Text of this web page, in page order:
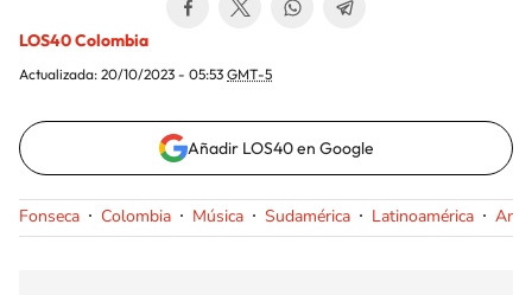
LOS40 Colombia
Actualizada: 20/10/2023 - 05:53 GMT-5
Añadir LOS40 en Google
Fonseca Colombia Música Sudamérica Latinoamérica